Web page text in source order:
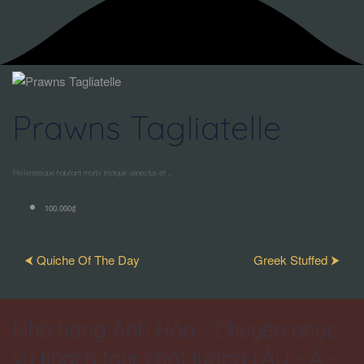
Prawns Tagliatelle
Pellentesque habitant morbi tristique senectus et ...
100.000₫
⮜ Quiche Of The Day Greek Stuffed ⮞
Nhà hàng Anh Hòa - Chuyên phục
vụ khách tour chất lượng (ÂU - Á -